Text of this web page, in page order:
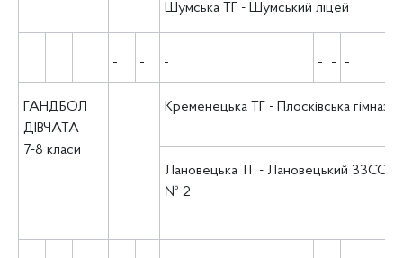
Шумська ТГ - Шумський ліцей
ГАНДБОЛ
ДІВЧАТА
7-8 класи
Кременецька ТГ - Плосківська гімназія
Лановецька ТГ - Лановецький ЗЗСО І-
№ 2